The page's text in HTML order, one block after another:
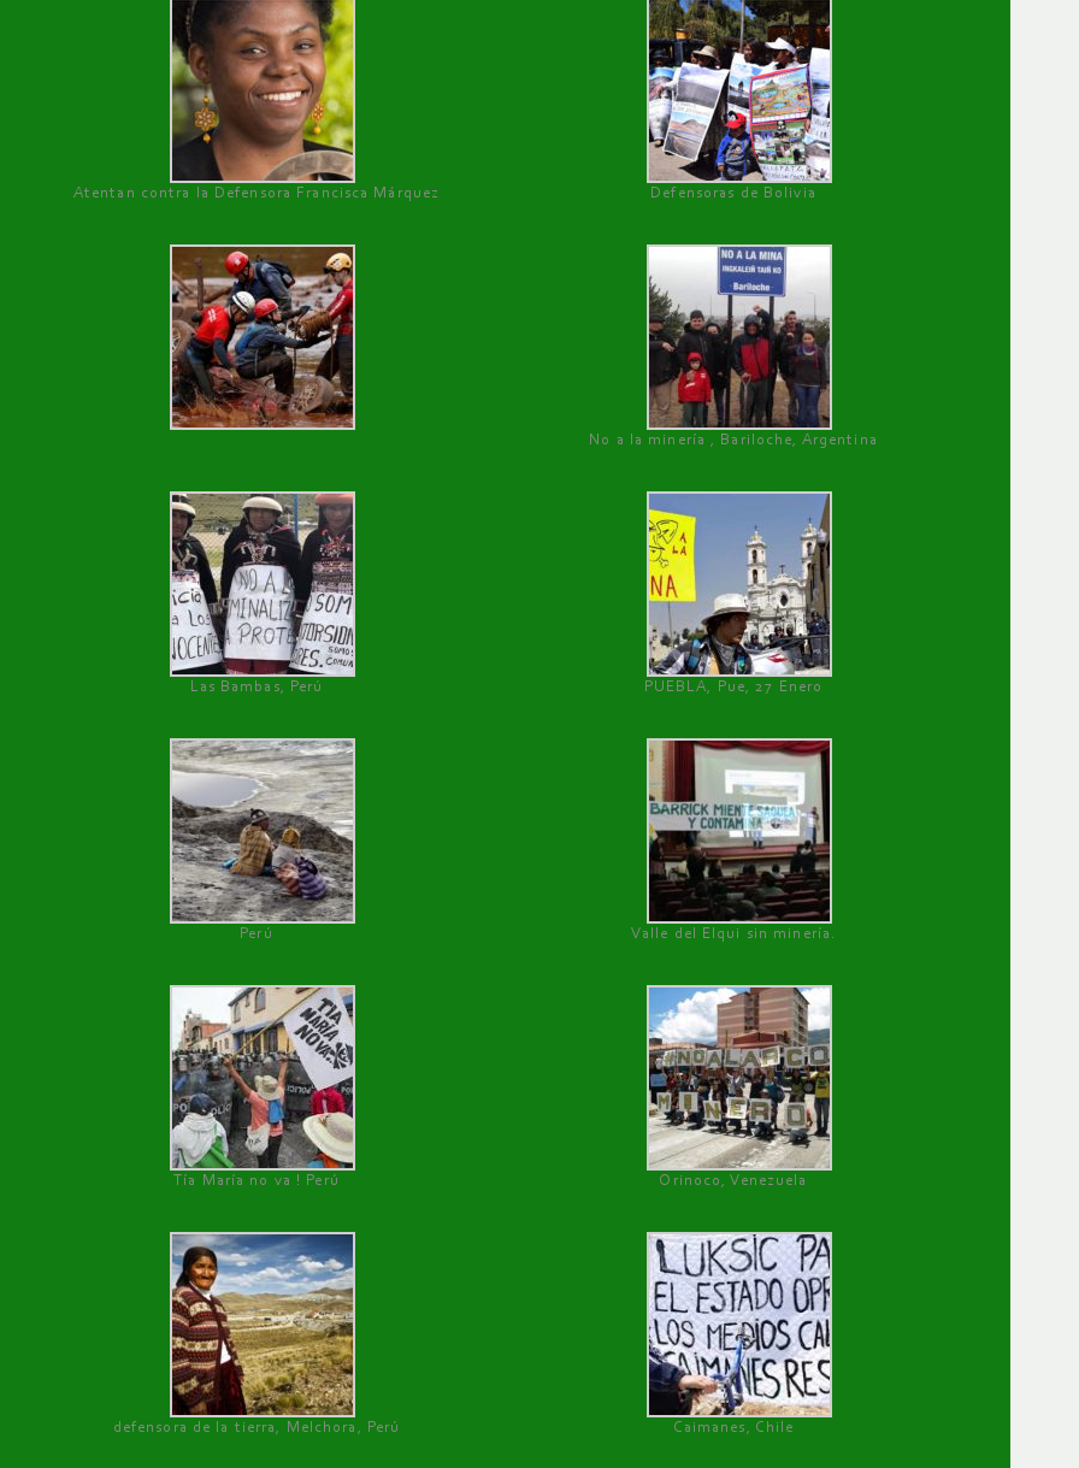
Atentan contra la Defensora Francisca Márquez Defensoras de Bolivia
No a la minería , Bariloche, Argentina
Las Bambas, Perú PUEBLA, Pue, 27 Enero
Perú Valle del Elqui sin minería.
Tía María no va ! Perú Orinoco, Venezuela
defensora de la tierra, Melchora, Perú Caimanes, Chile